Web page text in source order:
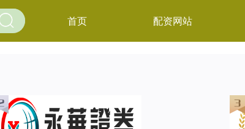
首页 配资网站